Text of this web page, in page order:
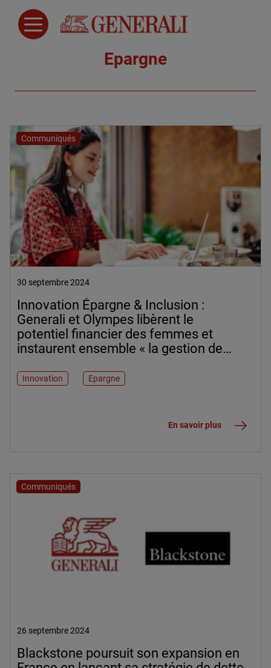
Epargne
Communiqués
30 septembre 2024
Innovation Épargne & Inclusion :
Generali et Olympes libèrent le
potentiel financier des femmes et
instaurent ensemble « la gestion de
Innovation Epargne
En savoir plus
Communiqués
26 septembre 2024
Blackstone poursuit son expansion en